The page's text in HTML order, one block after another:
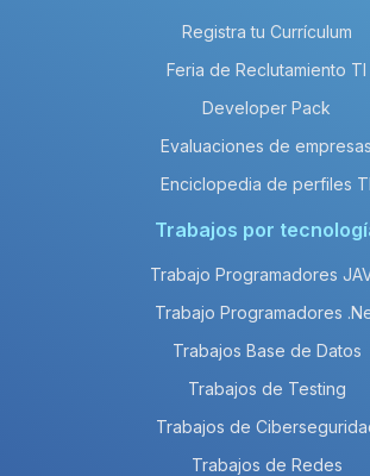
Registra tu Currículum
Feria de Reclutamiento TI
Developer Pack
Evaluaciones de empresas
Enciclopedia de perfiles TI
Trabajos por
Trabajo Programadores
Trabajo Programadores
Trabajos Base de Datos
Trabajos de Testing
Trabajos de
Trabajos de Redes